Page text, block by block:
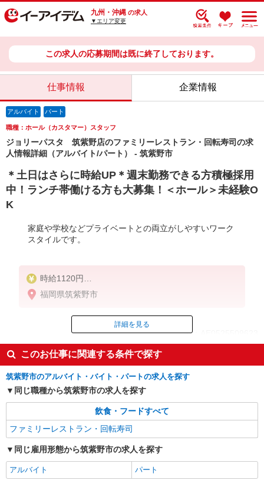
九州・沖縄 の求人
▼エリア変更
この求人の応募期間は既に終了しております。
仕事情報 企業情報
アルバイト パート
職種：ホール（カスタマー）スタッフ
ジョリーパスタ 筑紫野店のファミリーレストラン・回転寿司の求
人情報詳細（アルバイト/パート） - 筑紫野市
＊土日はさらに時給UP＊週末勤務できる方積極採用
中！ランチ帯働ける方も大募集！＜ホール＞未経験O
K
家庭や学校などプライベートとの両立がしやすいワーク
スタイルです。
時給1120円
※22:00以降は時給1400円
※高校生時給1080円
■土日・祝手当
土日・祝は時給＋50円
福岡県筑紫野市
ID：AE0525509623
掲載期間終了
詳細を見る
このお仕事に関連する条件で探す
筑紫野市のアルバイト・バイト・パートの求人を探す
同じ職種から筑紫野市の求人を探す
飲食・フードすべて
ファミリーレストラン・回転寿司
同じ雇用形態から筑紫野市の求人を探す
アルバイト パート